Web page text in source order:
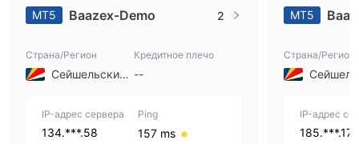
MT5 Baazex-Demo 2
Страна/Регион
Сейшельские острова
Кредитное плечо
--
IP-адрес сервера
134.***.58
Ping
157 ms
MT5
Страна/Регион
IP-адрес
185.***.178